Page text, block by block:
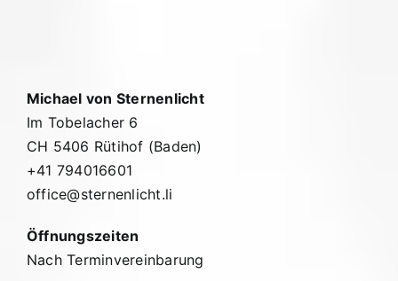
Michael von Sternenlicht
Im Tobelacher 6
CH 5406 Rütihof (Baden)
+41 794016601
office@sternenlicht.li
Öffnungszeiten
Nach Terminvereinbarung